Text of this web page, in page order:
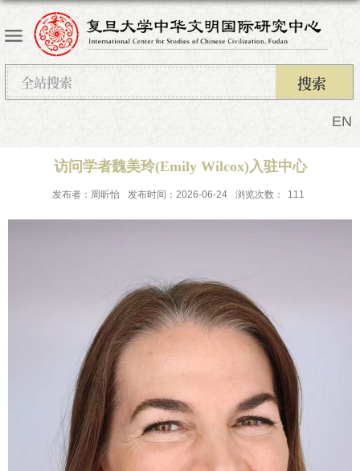
EN
访问学者魏美玲(Emily Wilcox)入驻中心
发布者：周昕怡 发布时间：2026-06-24 浏览次数： 111